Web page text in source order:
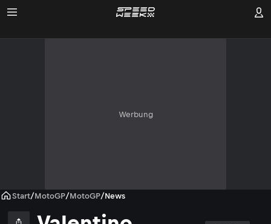
Werbung
Start/MotoGP/MotoGP/News